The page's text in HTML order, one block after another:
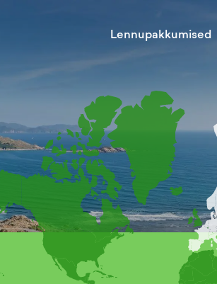
Lennupakkumised